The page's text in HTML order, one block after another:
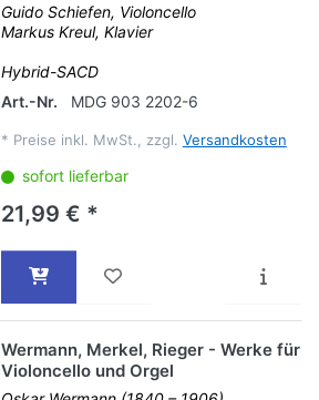
Guido Schiefen, Violoncello
Markus Kreul, Klavier
Hybrid-SACD
Art.-Nr.
MDG 903 2202-6
* Preise inkl. MwSt., zzgl. Versandkosten
sofort lieferbar
21,99 € *
Wermann, Merkel, Rieger - Werke für
Violoncello und Orgel